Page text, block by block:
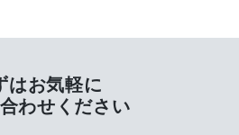
はお気軽に
わせください